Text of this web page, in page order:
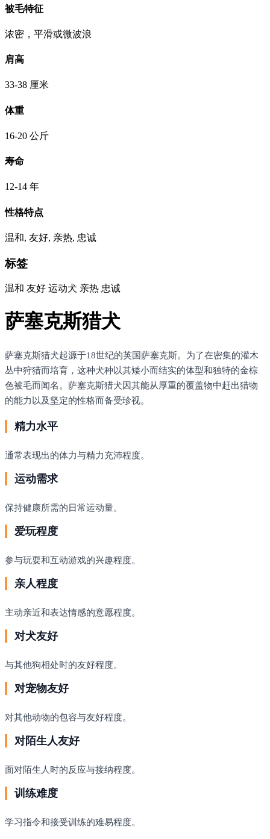
被毛特征
浓密，平滑或微波浪
肩高
33-38 厘米
体重
16-20 公斤
寿命
12-14 年
性格特点
温和, 友好, 亲热, 忠诚
标签
温和 友好 运动犬 亲热 忠诚
萨塞克斯猎犬
萨塞克斯猎犬起源于18世纪的英国萨塞克斯。为了在密集的灌木
丛中狩猎而培育，这种犬种以其矮小而结实的体型和独特的金棕
色被毛而闻名。萨塞克斯猎犬因其能从厚重的覆盖物中赶出猎物
的能力以及坚定的性格而备受珍视。
精力水平
通常表现出的体力与精力充沛程度。
运动需求
保持健康所需的日常运动量。
爱玩程度
参与玩耍和互动游戏的兴趣程度。
亲人程度
主动亲近和表达情感的意愿程度。
对犬友好
与其他狗相处时的友好程度。
对宠物友好
对其他动物的包容与友好程度。
对陌生人友好
面对陌生人时的反应与接纳程度。
训练难度
学习指令和接受训练的难易程度。